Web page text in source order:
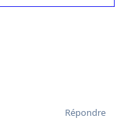
Répondre